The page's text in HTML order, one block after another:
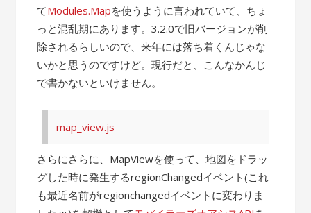
てModules.Mapを使うように言われていて、ちょ
っと混乱期にあります。3.2.0で旧バージョンが削
除されるらしいので、来年には落ち着くんじゃな
いかと思うのですけど。現行だと、こんなかんじ
で書かないといけません。
map_view.js
さらにさらに、MapViewを使って、地図をドラッ
グした時に発生するregionChangedイベント(これ
も最近名前がregionchangedイベントに変わりま